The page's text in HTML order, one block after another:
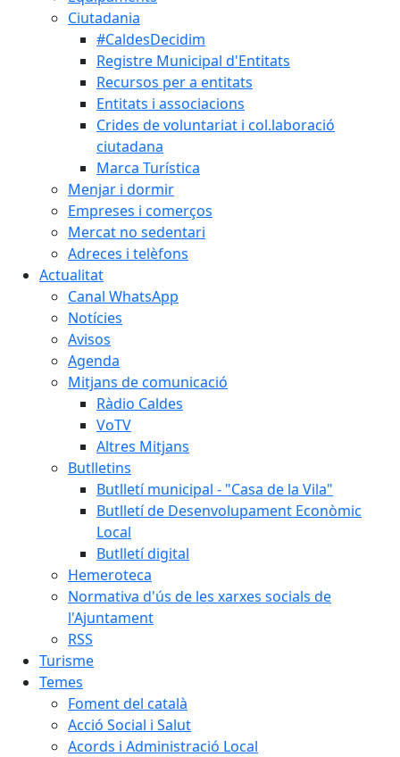
Ciutadania
#CaldesDecidim
Registre Municipal d'Entitats
Recursos per a entitats
Entitats i associacions
Crides de voluntariat i col.laboració
ciutadana
Marca Turística
Menjar i dormir
Empreses i comerços
Mercat no sedentari
Adreces i telèfons
Actualitat
Canal WhatsApp
Notícies
Avisos
Agenda
Mitjans de comunicació
Ràdio Caldes
VoTV
Altres Mitjans
Butlletins
Butlletí municipal - "Casa de la Vila"
Butlletí de Desenvolupament Econòmic
Local
Butlletí digital
Hemeroteca
Normativa d'ús de les xarxes socials de
l'Ajuntament
RSS
Turisme
Temes
Foment del català
Acció Social i Salut
Acords i Administració Local